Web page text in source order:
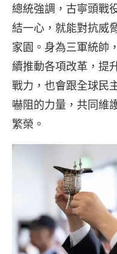
總統強調，古寧頭戰
結一心，就能對抗威
家園。身為三軍統帥
續推動各項改革，提
戰力，也會跟全球民
嚇阻的力量，共同維
繁榮。